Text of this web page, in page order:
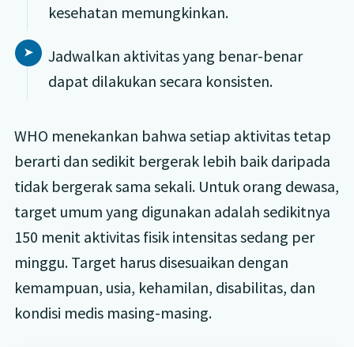
kesehatan memungkinkan.
Jadwalkan aktivitas yang benar-benar
dapat dilakukan secara konsisten.
WHO menekankan bahwa setiap aktivitas tetap
berarti dan sedikit bergerak lebih baik daripada
tidak bergerak sama sekali. Untuk orang dewasa,
target umum yang digunakan adalah sedikitnya
150 menit aktivitas fisik intensitas sedang per
minggu. Target harus disesuaikan dengan
kemampuan, usia, kehamilan, disabilitas, dan
kondisi medis masing-masing.